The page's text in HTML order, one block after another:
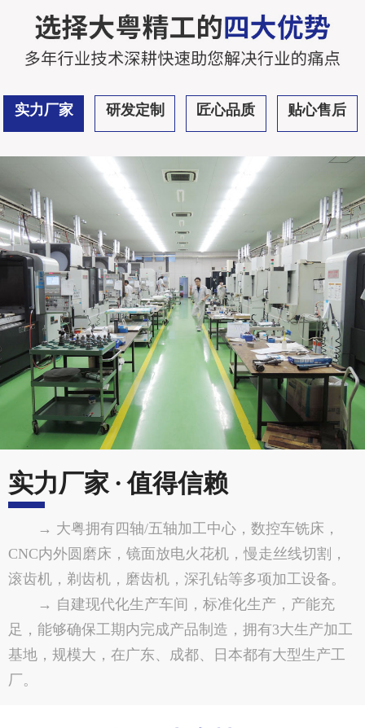
实力厂家 研发定制 匠心品质 贴心售后
实力厂家 · 值得信赖
→ 大粤拥有四轴/五轴加工中心，数控车铣床，
CNC内外圆磨床，镜面放电火花机，慢走丝线切割，
滚齿机，剃齿机，磨齿机，深孔钻等多项加工设备。
→ 自建现代化生产车间，标准化生产，产能充
足，能够确保工期内完成产品制造，拥有3大生产加工
基地，规模大，在广东、成都、日本都有大型生产工
厂。